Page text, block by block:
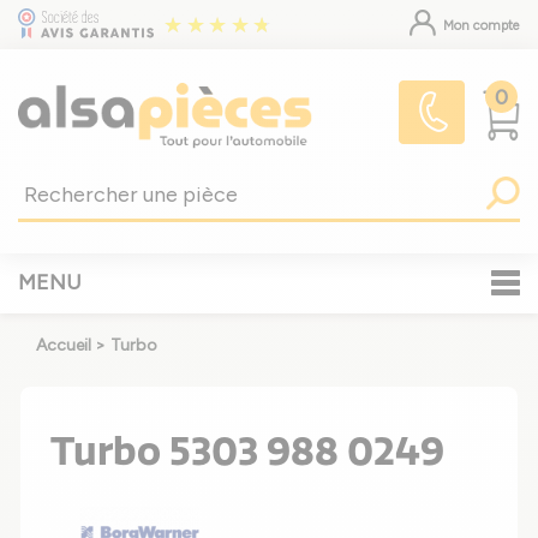
Mon compte
0
MENU
Accueil > Turbo
Turbo 5303 988 0249